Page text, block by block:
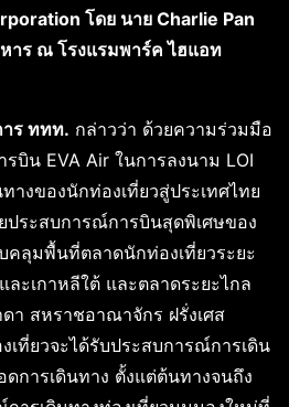
โดย นาย Charlie Pan
าร ณ โรงแรมพาร์ค ไฮแอท
ร ททท. กล่าวว่า ด้วยความร่วมมือ
บิน EVA Air ในการลงนาม LOI
างของนักท่องเที่ยวสู่ประเทศไทย
ประสบการณ์การบินสุดพิเศษของ
คลุมพื้นที่ตลาดนักท่องเที่ยวระยะ
ะเกาหลีใต้ และตลาดระยะไกล
า สหราชอาณาจักร ฝรั่งเศส
เที่ยวจะได้รับประสบการณ์การเดิน
การเดินทาง ตั้งแต่ต้นทางจนถึง